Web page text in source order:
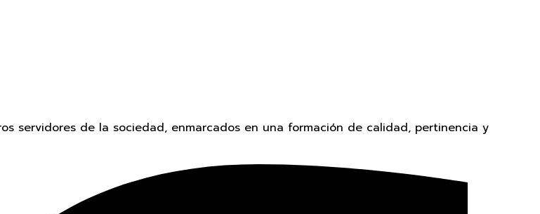
servidores de la sociedad, enmarcados en una formación de calidad, pertinencia y